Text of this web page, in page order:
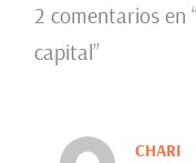
2 comentarios en
capital”
CHARI